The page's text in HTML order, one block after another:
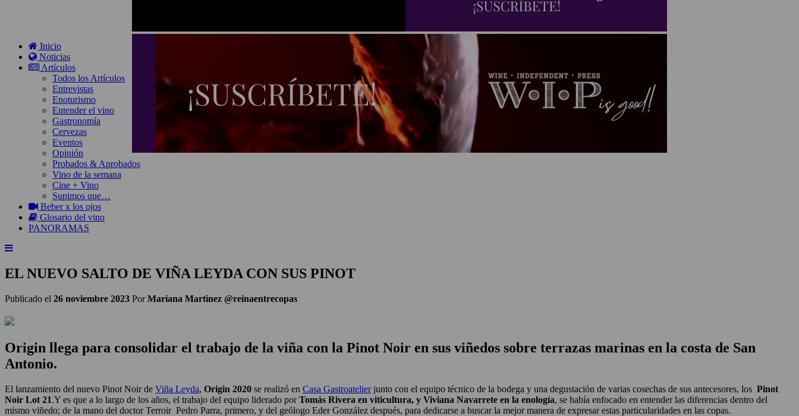
Inicio
Noticias
Artículos
Todos los Artículos
Entrevistas
Enoturismo
Entender el vino
Gastronomía
Cervezas
Eventos
Opinión
Probados & Aprobados
Vino de la semana
Cine + Vino
Supimos que…
Beber x los ojos
Glosario del vino
PANORAMAS
EL NUEVO SALTO DE VIÑA LEYDA CON SUS PINOT
Publicado el 26 noviembre 2023 PorMariana Martinez @reinaentrecopas
Origin llega para consolidar el trabajo de la viña con la Pinot Noir en sus viñedos sobre terrazas marinas en la costa de San
Antonio.
El lanzamiento del nuevo Pinot Noir de Viña Leyda, Origin 2020 se realizó en Casa Gastroatelierjunto con el equipo técnico de la bodega y una degustación de varias cosechas de sus antecesores, los Pinot
Noir Lot 21.Y es que a lo largo de los años, el trabajo del equipo liderado porTomás Rivera en viticultura, y Viviana Navarrete en la enología, se había enfocado en entender las diferencias dentro del
mismo viñedo; de la mano del doctor Terroir Pedro Parra, primero, y del geólogo Eder González después, para dedicarse a buscar la mejor manera de expresar estas particularidades en las copas.